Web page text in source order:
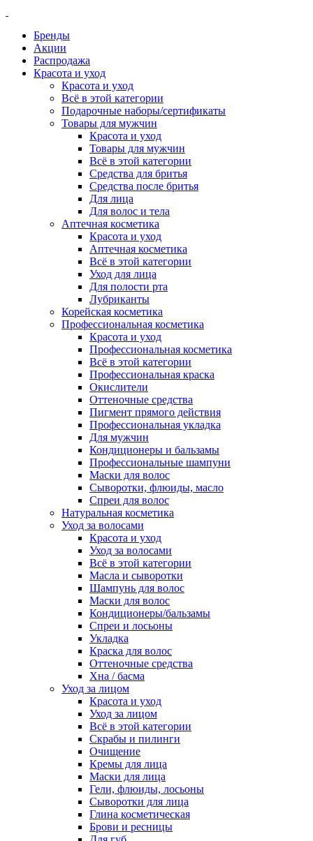
Бренды
Акции
Распродажа
Красота и уход
Красота и уход
Всё в этой категории
Подарочные наборы/сертификаты
Товары для мужчин
Красота и уход
Товары для мужчин
Всё в этой категории
Средства для бритья
Средства после бритья
Для лица
Для волос и тела
Аптечная косметика
Красота и уход
Аптечная косметика
Всё в этой категории
Уход для лица
Для полости рта
Лубриканты
Корейская косметика
Профессиональная косметика
Красота и уход
Профессиональная косметика
Всё в этой категории
Профессиональная краска
Окислители
Оттеночные средства
Пигмент прямого действия
Профессиональная укладка
Для мужчин
Кондиционеры и бальзамы
Профессиональные шампуни
Маски для волос
Сыворотки, флюиды, масло
Спреи для волос
Натуральная косметика
Уход за волосами
Красота и уход
Уход за волосами
Всё в этой категории
Масла и сыворотки
Шампунь для волос
Маски для волос
Кондиционеры/бальзамы
Спреи и лосьоны
Укладка
Краска для волос
Оттеночные средства
Хна / басма
Уход за лицом
Красота и уход
Уход за лицом
Всё в этой категории
Скрабы и пилинги
Очищение
Кремы для лица
Маски для лица
Гели, флюиды, лосьоны
Сыворотки для лица
Глина косметическая
Брови и ресницы